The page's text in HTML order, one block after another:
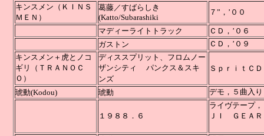
キンスメン（ＫＩＮＳ
ＭＥＮ）
葛藤／すばらしき
(Katto/Subarashiki
７”，
マディーライトトラック
ＣＤ
ガストン
ＣＤ
キンスメン＋虎とノコ
ギリ（ＴＲＡＮＯＣ
Ｏ）
ディススプリット、フロムノー
ザンシティ パンクス＆スキ
ンズ
Ｓｐｒ
琥動(Kodou) 琥動 デモ，５曲
１９８８．６
ライヴテープ
ＪＩ ＧＥＡＲ